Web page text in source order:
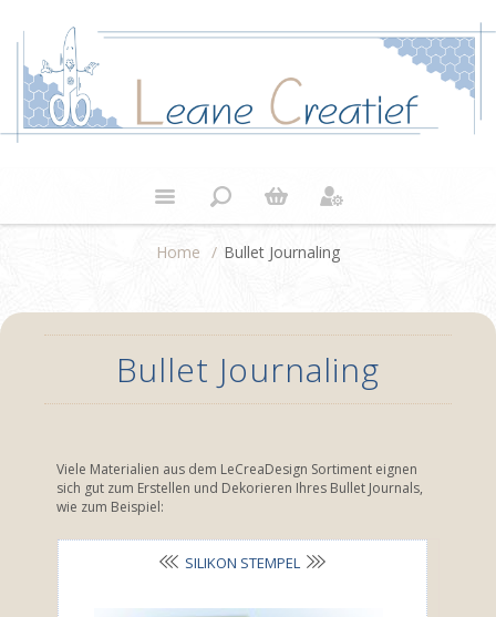
Home / Bullet Journaling
Bullet Journaling
Viele Materialien aus dem LeCreaDesign Sortiment eignen
sich gut zum Erstellen und Dekorieren Ihres Bullet Journals,
wie zum Beispiel:
SILIKON STEMPEL